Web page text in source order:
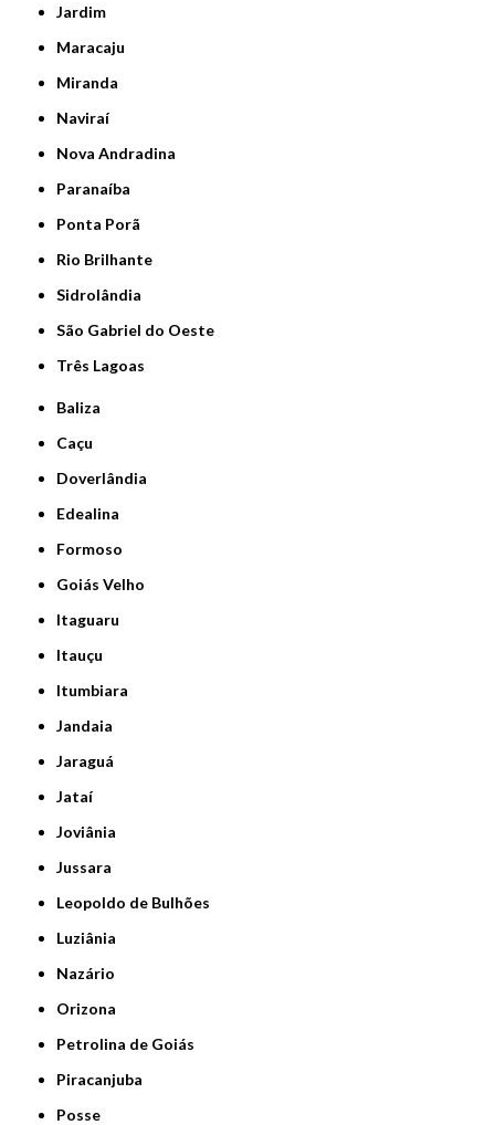
Jardim
Maracaju
Miranda
Naviraí
Nova Andradina
Paranaíba
Ponta Porã
Rio Brilhante
Sidrolândia
São Gabriel do Oeste
Três Lagoas
Baliza
Caçu
Doverlândia
Edealina
Formoso
Goiás Velho
Itaguaru
Itauçu
Itumbiara
Jandaia
Jaraguá
Jataí
Joviânia
Jussara
Leopoldo de Bulhões
Luziânia
Nazário
Orizona
Petrolina de Goiás
Piracanjuba
Posse